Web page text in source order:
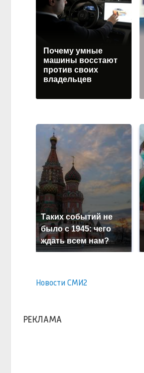
Почему умные
машины восстают
против своих
владельцев
Таких событий не
было с 1945: чего
ждать всем нам?
Новости СМИ2
РЕКЛАМА